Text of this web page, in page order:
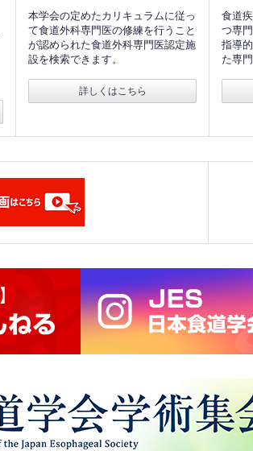
本学会の定めたカリキュラムに従っ
て食道外科専門医の修練を行うこと
が認められた食道外科専門医認定施
設を検索できます。
詳しくはこちら
食道
つ専
指導
た専